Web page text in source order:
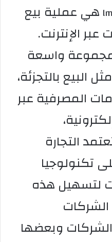
هي عملية بيع
الإنترنت.
واسعة
البيع بالتجزئة،
المصرفية عبر
التجارة
تكنولوجيا
لتسهيل هذه
الشركات
وبعضها